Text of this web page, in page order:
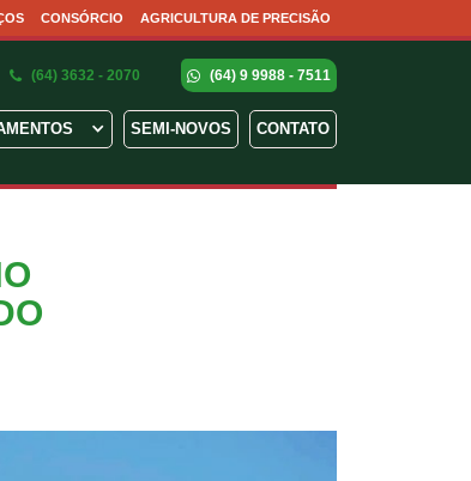
CONSÓRCIO AGRICULTURA DE PRECISÃO
(64) 3632 - 2070 (64) 9 9988 - 7511
SEMI-NOVOS CONTATO